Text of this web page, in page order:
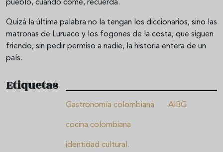
pueblo, cuando come, recuerda.
Quizá la última palabra no la tengan los diccionarios, sino las
matronas de Luruaco y los fogones de la costa, que siguen
friendo, sin pedir permiso a nadie, la historia entera de un
país.
Etiquetas
Gastronomía colombiana AIBG
cocina colombiana
identidad cultural.